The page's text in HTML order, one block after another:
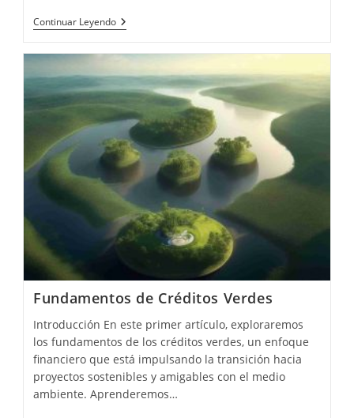
Continuar LeyendoAuditoría
Y
En
Proyectos
Créditos
Verdes
Fundamentos de Créditos Verdes
Introducción En este primer artículo, exploraremos
los fundamentos de los créditos verdes, un enfoque
financiero que está impulsando la transición hacia
proyectos sostenibles y amigables con el medio
ambiente. Aprenderemos…